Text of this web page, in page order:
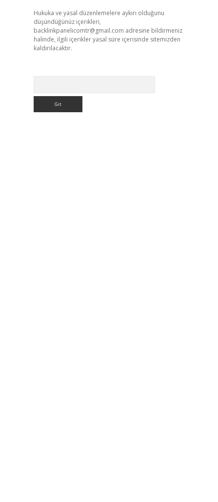
Hukuka ve yasal düzenlemelere aykırı olduğunu
düşündüğünüz içerikleri,
backlinkpanelicomtr@gmail.com adresine bildirmeniz
halinde, ilgili içerikler yasal süre içerisinde sitemizden
kaldırılacaktır.